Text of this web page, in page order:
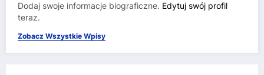
Dodaj swoje informacje biograficzne. Edytuj swój profil
teraz.
Zobacz Wszystkie Wpisy